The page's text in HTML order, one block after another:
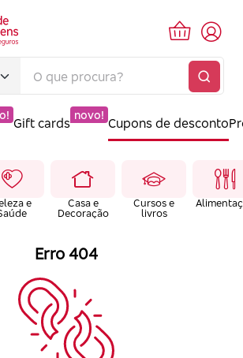
Gift cards
novo!
Cupons de desconto
e
Casa e
Decoração
Cursos e
livros
Erro 404